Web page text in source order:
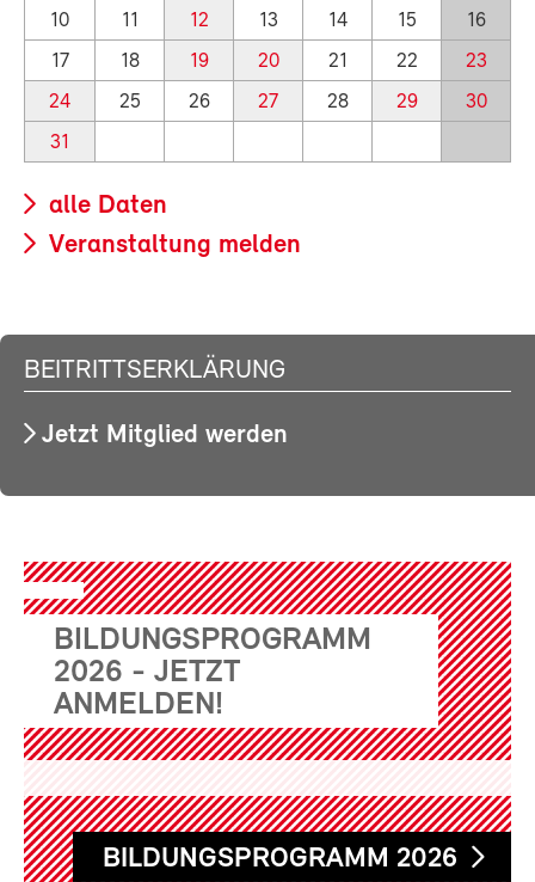
10 11 12 13 14 15
16
17
18 19 20 21 22
23
24
25 26 27 28 29
30
31
alle Daten
Veranstaltung melden
BEITRITTSERKLÄRUNG
Jetzt Mitglied werden
BILDUNGSPROGRAMM
2026 - JETZT
ANMELDEN!
BILDUNGSPROGRAMM 2026